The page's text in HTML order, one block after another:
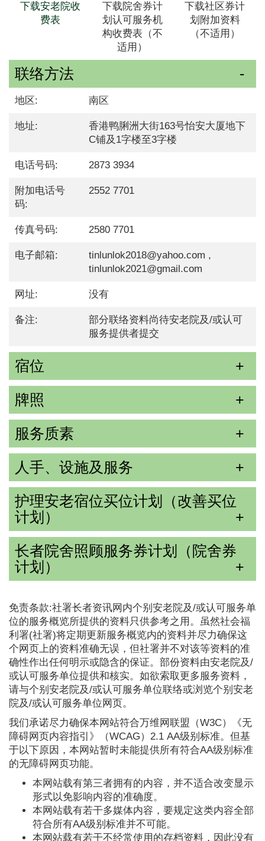
下载安老院收
费表
下载院舍券计
划认可服务机
构收费表（不
适用）
下载社区券计
划附加资料
（不适用）
联络方法
地区: 南区
地址:
香港鸭脷洲大街163号怡安大厦地下
C铺及1字楼至3字楼
电话号码: 2873 3934
附加电话号
码:
2552 7701
传真号码: 2580 7701
电子邮箱:
tinlunlok2018@yahoo.com ,
tinlunlok2021@gmail.com
网址: 没有
备注:
部分联络资料尚待安老院及/或认可
服务提供者提交
宿位
牌照
服务质素
人手、设施及服务
护理安老宿位买位计划（改善买位
计划）
长者院舍照顾服务券计划（院舍券
计划）
免责条款:社署长者资讯网内个别安老院及/或认可服务单
位的服务概览所提供的资料只供参考之用。虽然社会福
利署(社署)将定期更新服务概览内的资料并尽力确保这
个网页上的资料准确无误，但社署并不对该等资料的准
确性作出任何明示或隐含的保证。部份资料由安老院及/
或认可服务单位提供和核实。如欲索取更多服务资料，
请与个别安老院及/或认可服务单位联络或浏览个别安老
院及/或认可服务单位网页。
我们承诺尽力确保本网站符合万维网联盟（W3C）《无
障碍网页内容指引》（WCAG）2.1 AA级别标准。但基
于以下原因，本网站暂时未能提供所有符合AA级别标准
的无障碍网页功能。
本网站载有第三者拥有的内容，并不适合改变显示
形式以免影响内容的准确度。
本网站载有若干多媒体内容，要规定这类内容全部
符合所有AA级别标准并不可能。
本网站载有若干不经常使用的存档资料，因此没有